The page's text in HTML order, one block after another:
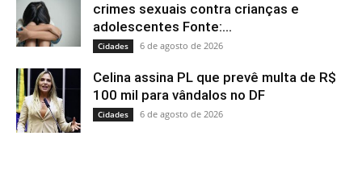
crimes sexuais contra crianças e
adolescentes Fonte:...
Cidades 6 de agosto de 2026
Celina assina PL que prevê multa de R$
100 mil para vândalos no DF
Cidades 6 de agosto de 2026